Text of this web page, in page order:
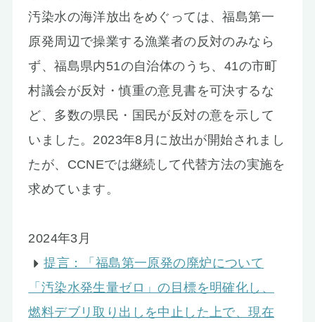
お知らせ
汚染水の海洋放出をめぐっては、福島第一
原発周辺で操業する漁業者の反対のみなら
ず、福島県内51の自治体のうち、41の市町
村議会が反対・慎重の意見書を可決するな
ど、多数の県民・国民が反対の意を示して
いました。2023年8月に放出が開始されまし
たが、CCNEでは継続して代替方法の実施を
求めています。
2024年3月
提言：「福島第一原発の廃炉について
「汚染水発生量ゼロ」の目標を明確化し、
燃料デブリ取り出しを中止した上で、現在